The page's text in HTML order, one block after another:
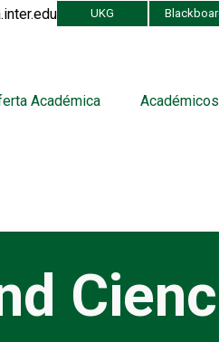
UKG
Académica Académicos